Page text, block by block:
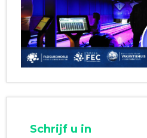
Schrijf u in